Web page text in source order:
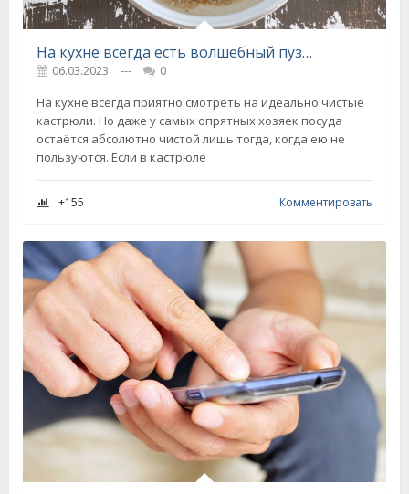
На кухне всегда есть волшебный пузырек, кастрюли и сковородки сияют, как начищенные пятаки
06.03.2023 ---
0
На кухне всегда приятно смотреть на идеально чистые
кастрюли. Но даже у самых опрятных хозяек посуда
остаётся абсолютно чистой лишь тогда, когда ею не
пользуются. Если в кастрюле
+155 Комментировать